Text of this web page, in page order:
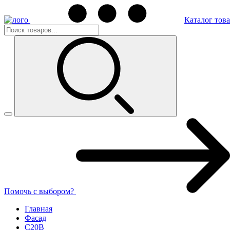
Каталог
Помочь с выбором?
Главная
Фасад
C20B